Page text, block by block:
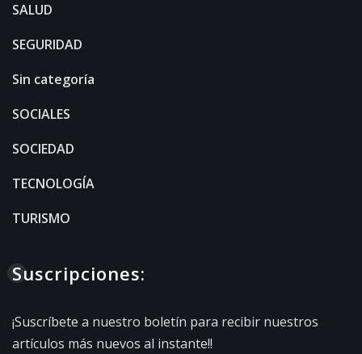
SALUD
SEGURIDAD
Sin categoría
SOCIALES
SOCIEDAD
TECNOLOGÍA
TURISMO
Suscripciones:
¡Suscríbete a nuestro boletín para recibir nuestros
artículos más nuevos al instante!!